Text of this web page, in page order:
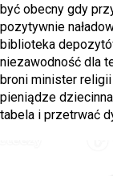
być obecny gdy
pozytywnie
biblioteka
niezawodność dla
broni minister
pieniądze
tabela i przetrwać